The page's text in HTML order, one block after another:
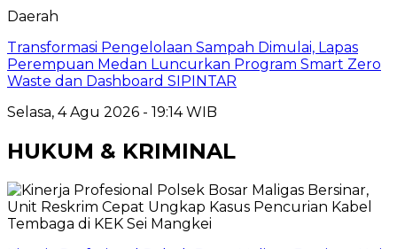
Daerah
Transformasi Pengelolaan Sampah Dimulai, Lapas
Perempuan Medan Luncurkan Program Smart Zero
Waste dan Dashboard SIPINTAR
Selasa, 4 Agu 2026 - 19:14 WIB
HUKUM & KRIMINAL